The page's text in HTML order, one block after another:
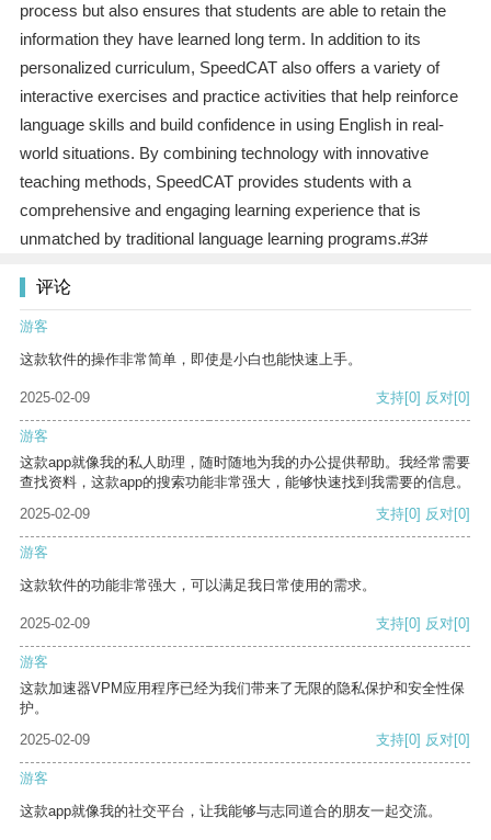
process but also ensures that students are able to retain the
information they have learned long term. In addition to its
personalized curriculum, SpeedCAT also offers a variety of
interactive exercises and practice activities that help reinforce
language skills and build confidence in using English in real-
world situations. By combining technology with innovative
teaching methods, SpeedCAT provides students with a
comprehensive and engaging learning experience that is
unmatched by traditional language learning programs.#3#
评论
游客
这款软件的操作非常简单，即使是小白也能快速上手。
2025-02-09 支持[0] 反对[0]
游客
这款app就像我的私人助理，随时随地为我的办公提供帮助。我经常需要
查找资料，这款app的搜索功能非常强大，能够快速找到我需要的信息。
2025-02-09
支持[0] 反对[0]
游客
这款软件的功能非常强大，可以满足我日常使用的需求。
2025-02-09 支持[0] 反对[0]
游客
这款加速器VPM应用程序已经为我们带来了无限的隐私保护和安全性保
护。
2025-02-09
支持[0] 反对[0]
游客
这款app就像我的社交平台，让我能够与志同道合的朋友一起交流。